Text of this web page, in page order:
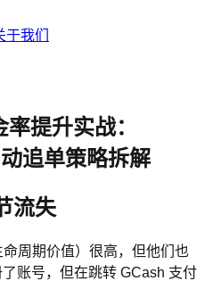
于我们
提升实战：
追单策略拆解
流失
周期价值）很高，但他们也
账号，但在跳转 GCash 支付